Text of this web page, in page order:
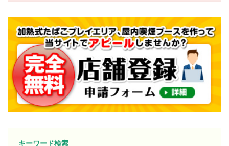
キーワード検索